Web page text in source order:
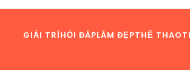
GIẢI TRÍHỎI ĐÁPLÀM ĐẸPTHỂ THAO